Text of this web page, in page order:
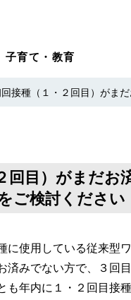
子育て・教育
接種（１・２回目）がま
回目）がまだお
ご検討ください
に使用している従来型
済みでない方で、３回
も年内に１・２回目接